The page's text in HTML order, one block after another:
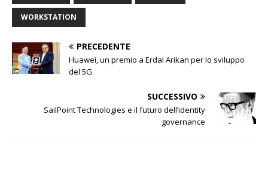
WORKSTATION
PRECEDENTE
Huawei, un premio a Erdal Arikan per lo sviluppo
del 5G
SUCCESSIVO
SailPoint Technologies e il futuro dell’identity
governance